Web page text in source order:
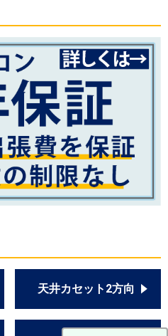
天井カセット2方向